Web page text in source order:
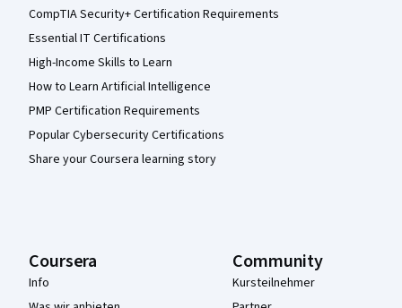
CompTIA Security+ Certification Requirements
Essential IT Certifications
High-Income Skills to Learn
How to Learn Artificial Intelligence
PMP Certification Requirements
Popular Cybersecurity Certifications
Share your Coursera learning story
Coursera
Info
Community
Kursteilnehmer